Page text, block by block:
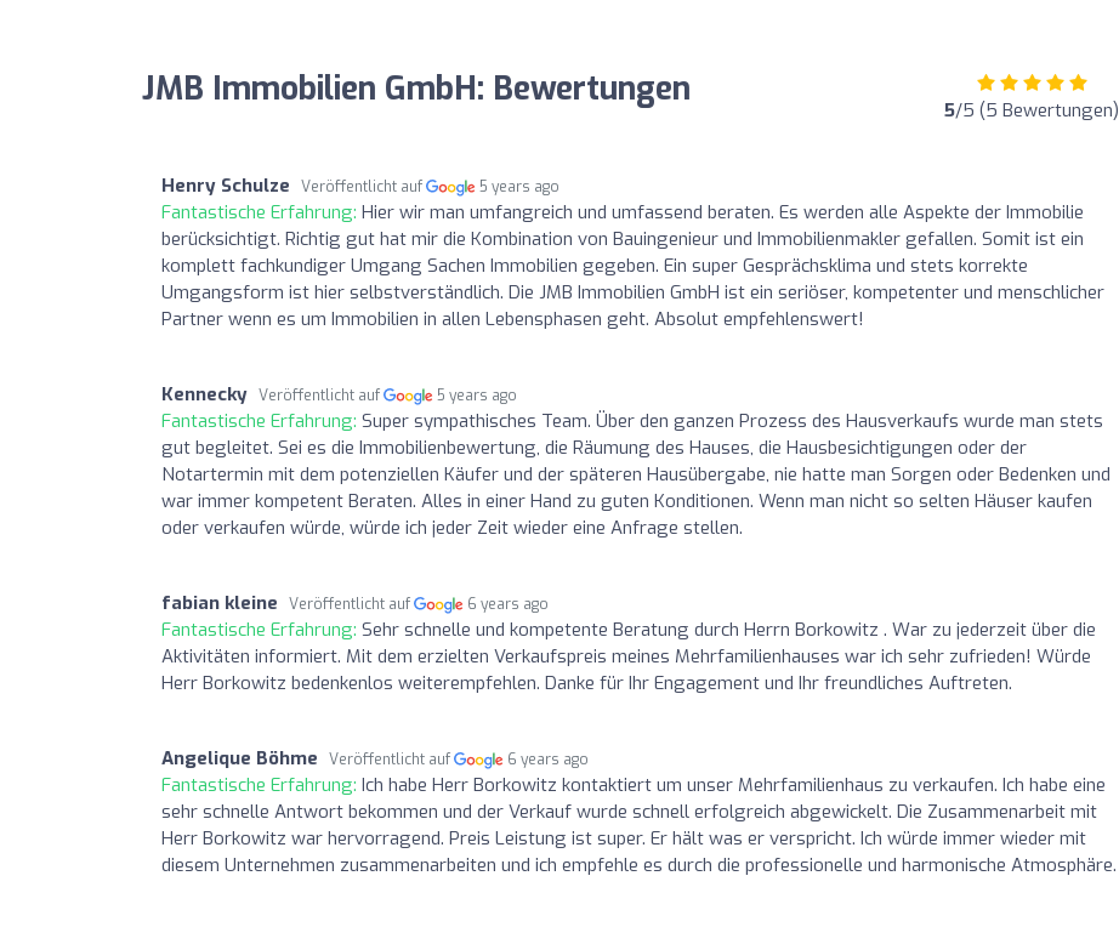
JMB Immobilien GmbH: Bewertungen 5/5 (5 Bewertungen)
Henry Schulze Veröffentlicht auf 5 years ago
Fantastische Erfahrung: Hier wir man umfangreich und umfassend beraten. Es werden alle Aspekte der Immobilie
berücksichtigt. Richtig gut hat mir die Kombination von Bauingenieur und Immobilienmakler gefallen. Somit ist ein
komplett fachkundiger Umgang Sachen Immobilien gegeben. Ein super Gesprächsklima und stets korrekte
Umgangsform ist hier selbstverständlich. Die JMB Immobilien GmbH ist ein seriöser, kompetenter und menschlicher
Partner wenn es um Immobilien in allen Lebensphasen geht. Absolut empfehlenswert!
Kennecky Veröffentlicht auf 5 years ago
Fantastische Erfahrung: Super sympathisches Team. Über den ganzen Prozess des Hausverkaufs wurde man stets
gut begleitet. Sei es die Immobilienbewertung, die Räumung des Hauses, die Hausbesichtigungen oder der
Notartermin mit dem potenziellen Käufer und der späteren Hausübergabe, nie hatte man Sorgen oder Bedenken und
war immer kompetent Beraten. Alles in einer Hand zu guten Konditionen. Wenn man nicht so selten Häuser kaufen
oder verkaufen würde, würde ich jeder Zeit wieder eine Anfrage stellen.
fabian kleine Veröffentlicht auf 6 years ago
Fantastische Erfahrung: Sehr schnelle und kompetente Beratung durch Herrn Borkowitz . War zu jederzeit über die
Aktivitäten informiert. Mit dem erzielten Verkaufspreis meines Mehrfamilienhauses war ich sehr zufrieden! Würde
Herr Borkowitz bedenkenlos weiterempfehlen. Danke für Ihr Engagement und Ihr freundliches Auftreten.
Angelique Böhme Veröffentlicht auf 6 years ago
Fantastische Erfahrung: Ich habe Herr Borkowitz kontaktiert um unser Mehrfamilienhaus zu verkaufen. Ich habe eine
sehr schnelle Antwort bekommen und der Verkauf wurde schnell erfolgreich abgewickelt. Die Zusammenarbeit mit
Herr Borkowitz war hervorragend. Preis Leistung ist super. Er hält was er verspricht. Ich würde immer wieder mit
diesem Unternehmen zusammenarbeiten und ich empfehle es durch die professionelle und harmonische Atmosphäre.